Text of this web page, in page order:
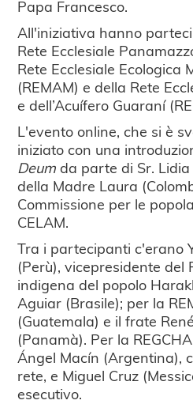
Papa Francesco.
All'iniziativa hanno
Rete Ecclesiale
Rete Ecclesiale Ecologica
(REMAM) e della Rete
e dell’Acuífero Guaraní
L'evento online, che si è
iniziato con una
Deum da parte di Sr.
della Madre Laura
Commissione per le
CELAM.
Tra i partecipanti c'erano
(Perù), vicepresidente del
indigena del popolo
Aguiar (Brasile); per la
(Guatemala) e il frate
(Panamà). Per la
Ángel Macín (Argentina),
rete, e Miguel Cruz
esecutivo.